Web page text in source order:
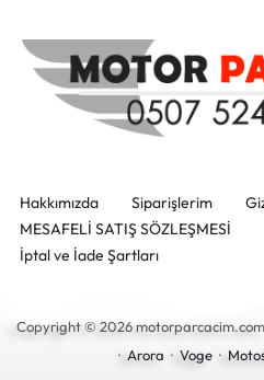
Hakkımızda Siparişlerim
MESAFELİ SATIŞ SÖZLEŞMESİ
İptal ve İade Şartları
Copyright © 2026
· Arora · Voge·